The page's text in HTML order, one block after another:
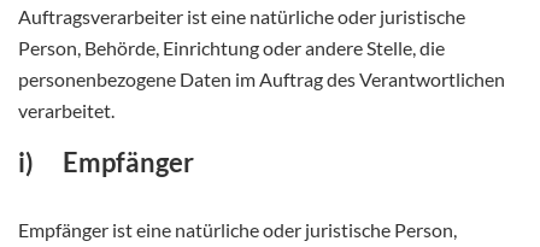
Auftragsverarbeiter ist eine natürliche oder juristische
Person, Behörde, Einrichtung oder andere Stelle, die
personenbezogene Daten im Auftrag des Verantwortlichen
verarbeitet.
i) Empfänger
Empfänger ist eine natürliche oder juristische Person,